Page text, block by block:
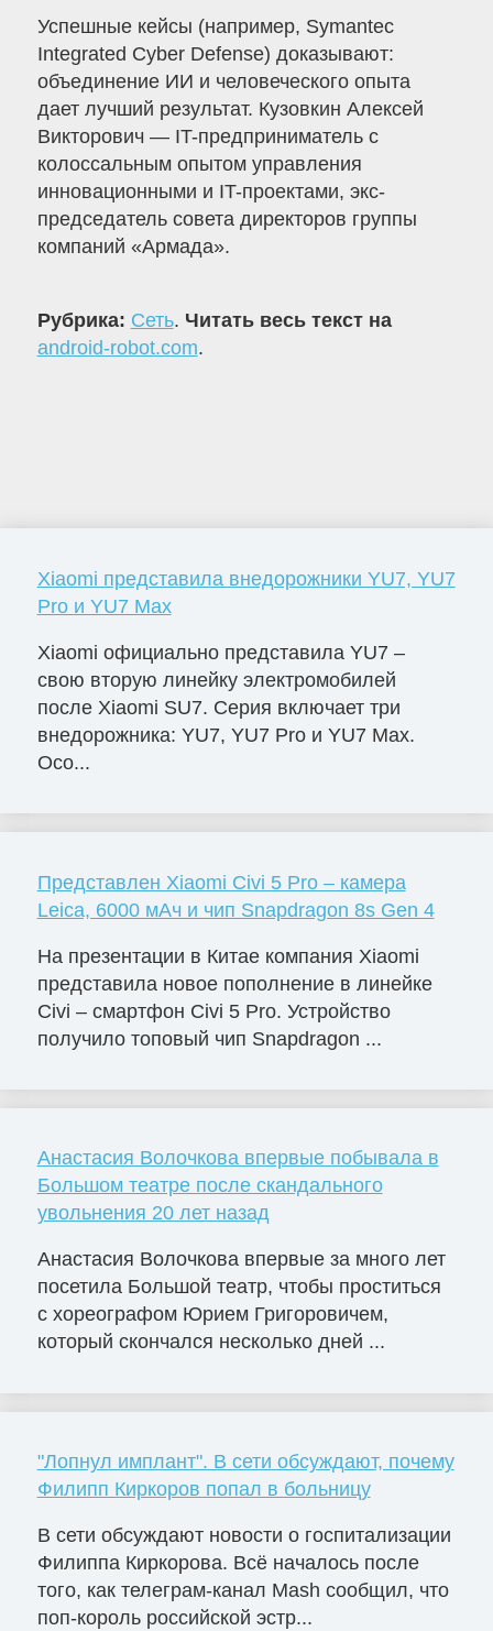
Успешные кейсы (например, Symantec
Integrated Cyber Defense) доказывают:
объединение ИИ и человеческого опыта
дает лучший результат. Кузовкин Алексей
Викторович — IT-предприниматель с
колоссальным опытом управления
инновационными и IT-проектами, экс-
председатель совета директоров группы
компаний «Армада».
Рубрика: Сеть. Читать весь текст на
android-robot.com.
Xiaomi представила внедорожники YU7, YU7
Pro и YU7 Max
Xiaomi официально представила YU7 –
свою вторую линейку электромобилей
после Xiaomi SU7. Серия включает три
внедорожника: YU7, YU7 Pro и YU7 Max.
Осо...
Представлен Xiaomi Civi 5 Pro – камера
Leica, 6000 мАч и чип Snapdragon 8s Gen 4
На презентации в Китае компания Xiaomi
представила новое пополнение в линейке
Civi – смартфон Civi 5 Pro. Устройство
получило топовый чип Snapdragon ...
Анастасия Волочкова впервые побывала в
Большом театре после скандального
увольнения 20 лет назад
Анастасия Волочкова впервые за много лет
посетила Большой театр, чтобы проститься
с хореографом Юрием Григоровичем,
который скончался несколько дней ...
"Лопнул имплант". В сети обсуждают, почему
Филипп Киркоров попал в больницу
В сети обсуждают новости о госпитализации
Филиппа Киркорова. Всё началось после
того, как телеграм-канал Mash сообщил, что
поп-король российской эстр...